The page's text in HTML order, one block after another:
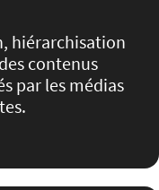
hiérarchisation
contenus
par les médias